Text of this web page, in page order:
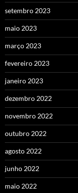
setembro 2023
maio 2023
março 2023
fevereiro 2023
janeiro 2023
dezembro 2022
novembro 2022
outubro 2022
agosto 2022
junho 2022
maio 2022